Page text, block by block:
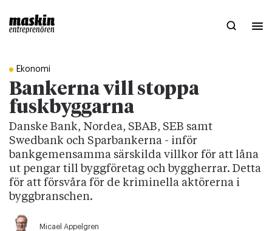
Ekonomi
Bankerna vill stoppa
fuskbyggarna
Danske Bank, Nordea, SBAB, SEB samt
Swedbank och Sparbankerna - inför
bankgemensamma särskilda villkor för att låna
ut pengar till byggföretag och byggherrar. Detta
för att försvåra för de kriminella aktörerna i
byggbranschen.
Micael Appelgren